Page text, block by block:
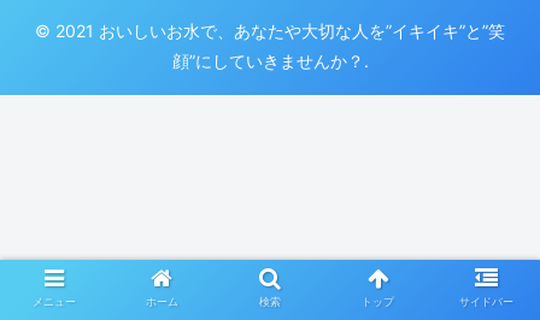
© 2021 おいしいお水で、あなたや大切な人を”イキイキ”と”笑
顔”にしていきませんか？.
メニュー ホーム 検索 トップ サイドバー